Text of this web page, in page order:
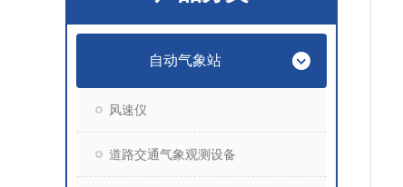
自动气象站
风速仪
道路交通气象观测设备